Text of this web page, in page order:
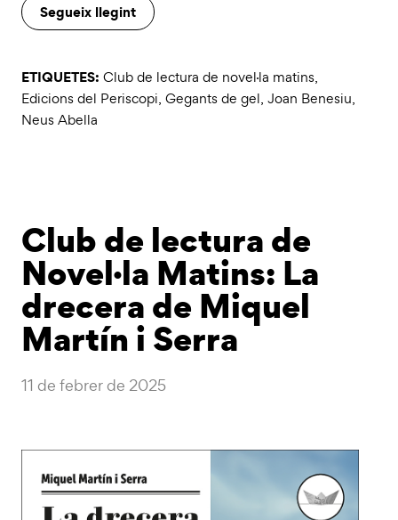
Segueix llegint
ETIQUETES: Club de lectura de novel·la matins,
Edicions del Periscopi, Gegants de gel, Joan Benesiu,
Neus Abella
Club de lectura de
Novel·la Matins: La
drecera de Miquel
Martín i Serra
11 de febrer de 2025